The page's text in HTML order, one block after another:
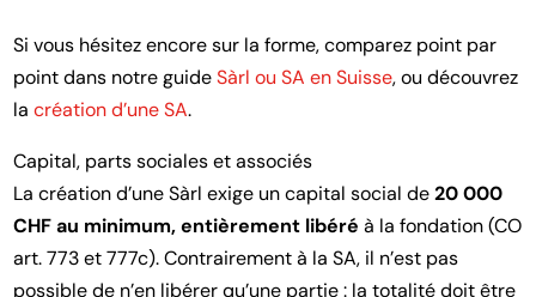
Si vous hésitez encore sur la forme, comparez point par
point dans notre guideSàrl ou SA en Suisse, ou découvrez
lacréation d’une SA.
Capital, parts sociales et associés
La création d’une Sàrl exige un capital social de20 000
CHF au minimum, entièrement libéré à la fondation (CO
art. 773 et 777c). Contrairement à la SA, il n’est pas
possible de n’en libérer qu’une partie : la totalité doit être